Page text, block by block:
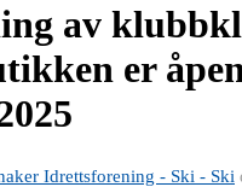
av
er
Idrettsforening - Ski - Ski